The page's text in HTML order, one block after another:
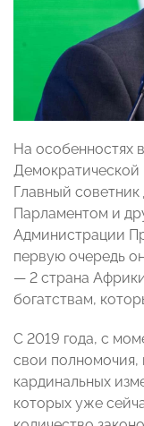
На особенностях
Демократической
Главный советник
Парламентом и
Администрации
первую очередь
— 2 страна
богатствам,
С 2019 года, с
свои полномочия,
кардинальных
которых уже